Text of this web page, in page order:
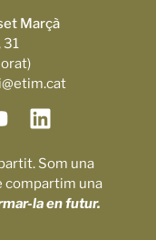
Marçà
31
Som una
compartim una
la en futur.